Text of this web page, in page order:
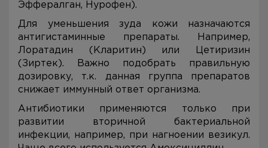
Эффералган, Нурофен).
Для уменьшения зуда кожи назначаются
антигистаминные препараты. Например,
Лоратадин (Кларитин) или Цетиризин
(Зиртек). Важно подобрать правильную
дозировку, т.к. данная группа препаратов
снижает иммунный ответ организма.
Антибиотики применяются только при
развитии вторичной бактериальной
инфекции, например, при нагноении везикул.